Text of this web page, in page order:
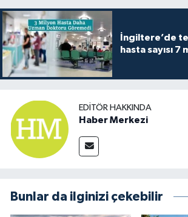
İngiltere’de
hasta sayısı 7
EDITÖR HAKKINDA
Haber Merkezi
Bunlar da ilginizi çekebilir